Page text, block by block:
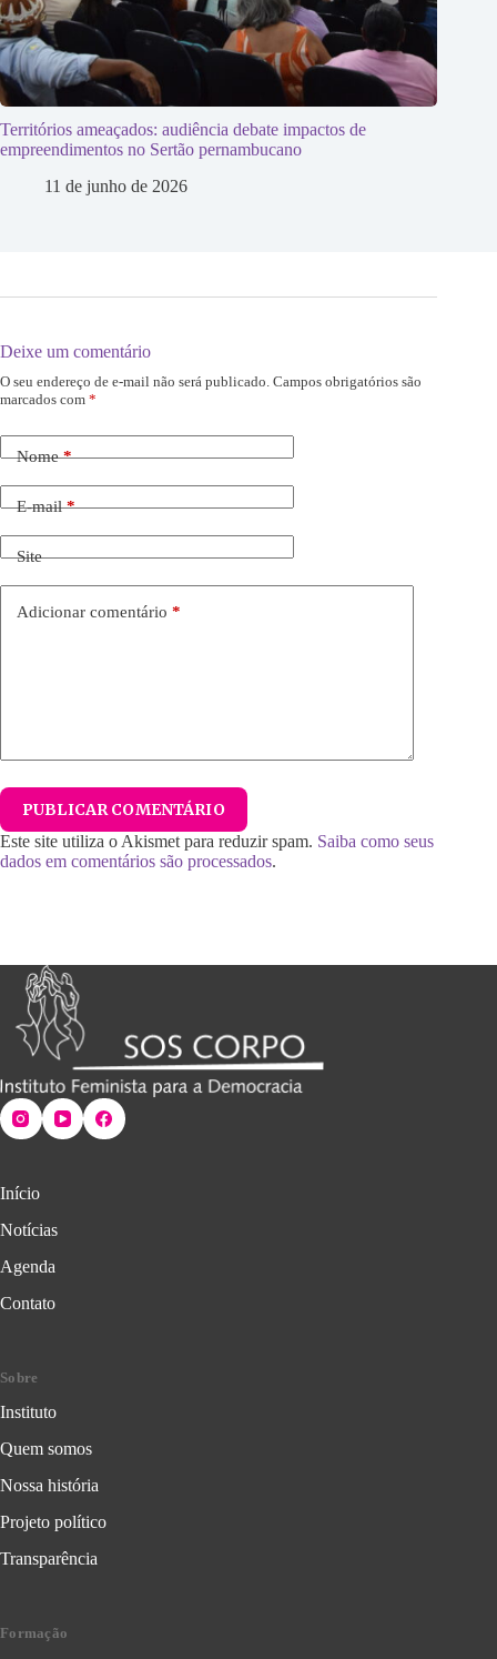
Territórios ameaçados: audiência debate impactos de
empreendimentos no Sertão pernambucano
11 de junho de 2026
Deixe um comentário
O seu endereço de e-mail não será publicado. Campos obrigatórios são
marcados com *
Nome*
E-mail*
Site
Adicionar comentário *
PUBLICAR COMENTÁRIO
Este site utiliza o Akismet para reduzir spam. Saiba como seus
dados em comentários são processados.
Início
Notícias
Agenda
Contato
Sobre
Instituto
Quem somos
Nossa história
Projeto político
Transparência
Formação